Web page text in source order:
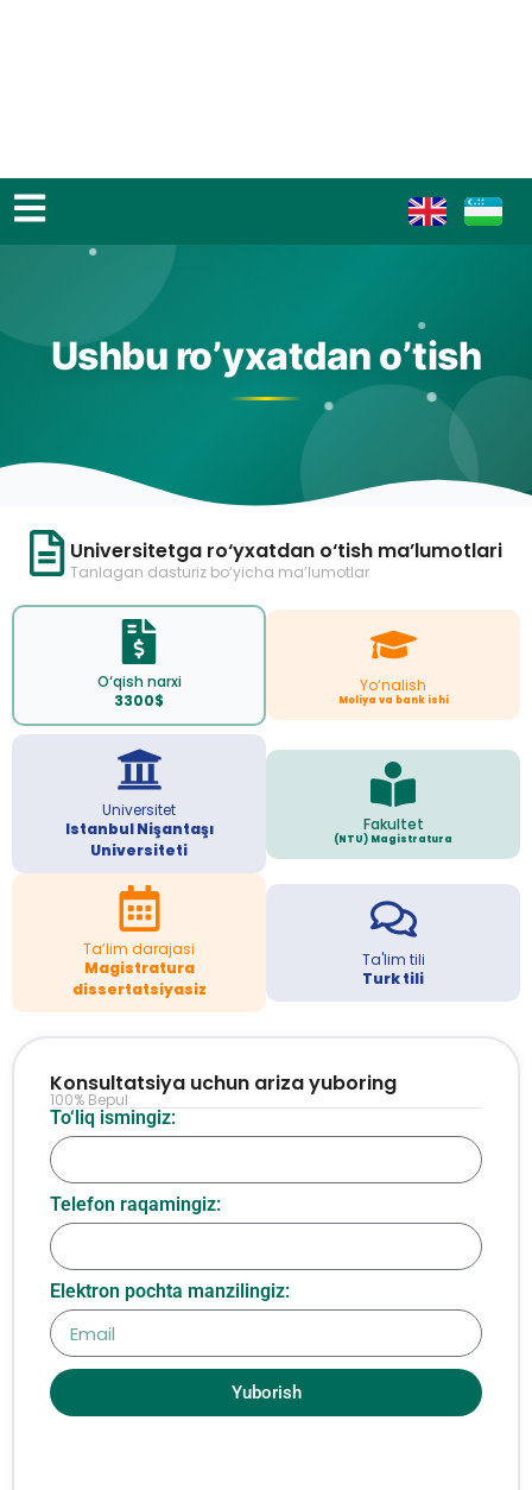
Ushbu ro’yxatdan o’tish
Universitetga ro‘yxatdan o‘tish ma’lumotlari
Tanlagan dasturiz bo‘yicha ma’lumotlar
O‘qish narxi
3300$
Yo‘nalish
Moliya va bank ishi
Universitet
Istanbul Nişantaşı
Universiteti
Fakultet
(NTU) Magistratura
Ta’lim darajasi
Magistratura
dissertatsiyasiz
Ta'lim tili
Turk tili
To‘liq ismingiz:
Telefon raqamingiz:
Elektron pochta manzilingiz:
Yuborish
Konsultatsiya uchun ariza yuboring
100% Bepul